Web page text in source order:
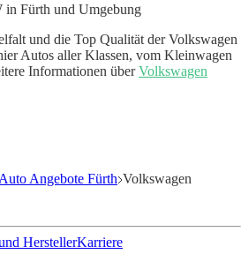
Fürth und Umgebung
und die Top Qualität der Volkswagen
Autos aller Klassen, vom Kleinwagen
Informationen überVolkswagen
Angebote Fürth Volkswagen
HerstellerKarriere